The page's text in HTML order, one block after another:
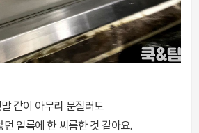
같이 아무리 문질러도
던 얼룩에 한 씨름한 것 같아요.